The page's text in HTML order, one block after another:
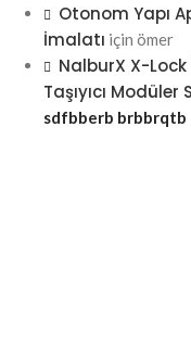
Otonom Yapı
İmalatı için ömer
NalburX X-
Taşıyıcı Modüler
sdfbberb brbbrqtb